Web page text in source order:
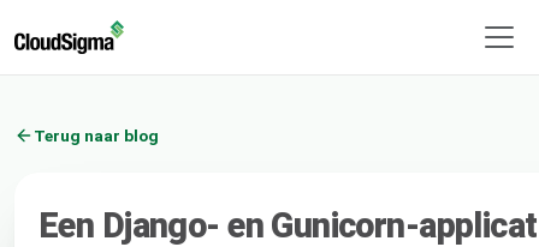
Terug naar blog
Een Django- en Gunicorn-